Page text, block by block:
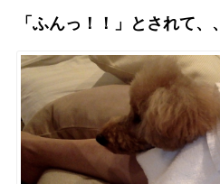
「ふんっ！！」とされて、、